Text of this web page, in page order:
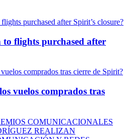
flights purchased after
vuelos comprados tras